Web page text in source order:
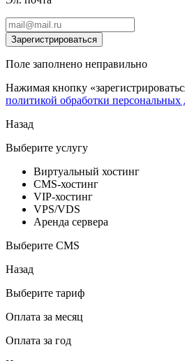
Зарегистрироваться
Поле заполнено неправильно
Нажимая кнопку
политикой обработки
Назад
Выберите услугу
Виртуальный хостинг
CMS-хостинг
VIP-хостинг
VPS/VDS
Аренда сервера
Выберите CMS
Назад
Выберите тариф
Оплата за месяц
Оплата за год